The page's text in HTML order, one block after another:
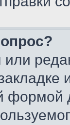
формой